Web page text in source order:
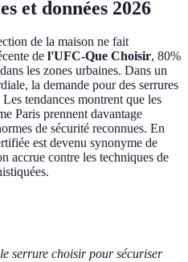
et données 2026
de la maison ne fait
de l'UFC-Que Choisir, 80%
les zones urbaines. Dans un
la demande pour des serrures
tendances montrent que les
Paris prennent davantage
de sécurité reconnues. En
est devenu synonyme de
accrue contre les techniques de
serrure choisir pour sécuriser